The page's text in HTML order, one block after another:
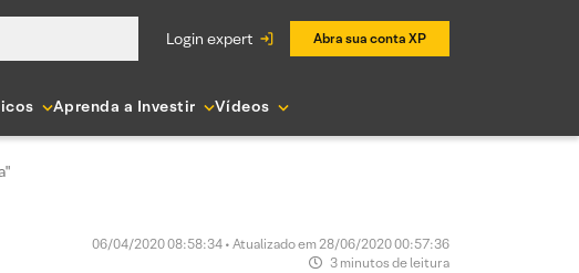
login expert Abra sua conta XP
Aprenda a Investir Vídeos
06/04/2020 08:58:34 • Atualizado em 28/06/2020 00:57:36
3 minutos de leitura